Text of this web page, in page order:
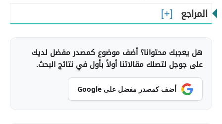
المراجع
هل يعجبك محتوانا؟ أضف موضوع كمصدر مفضل لديك
على جوجل لتصلك مقالاتنا أولاً بأول في نتائج البحث.
أضف كمصدر مفضل على Google